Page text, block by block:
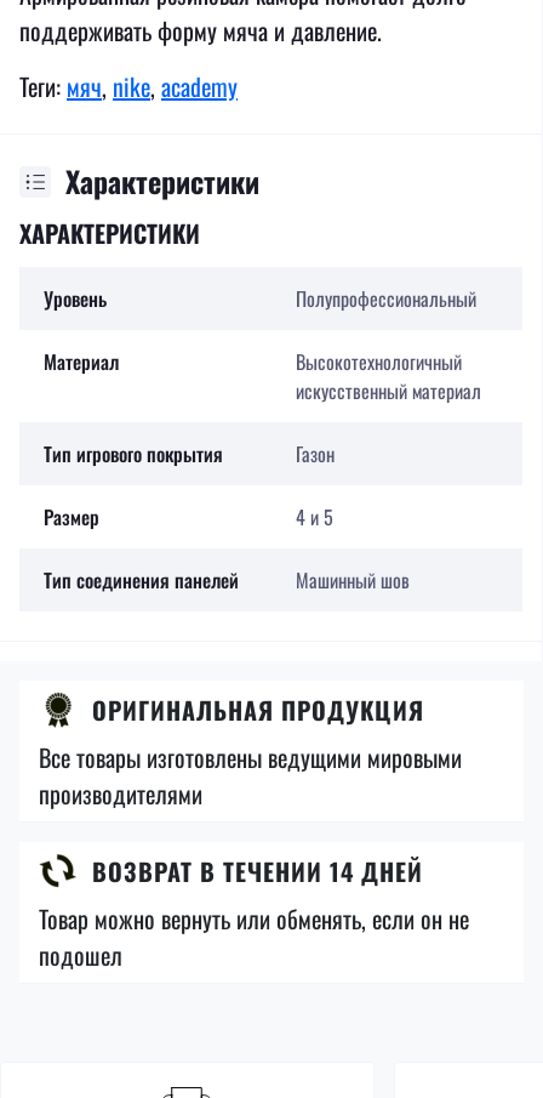
поддерживать форму мяча и давление.
Теги: мяч, nike, academy
Характеристики
ХАРАКТЕРИСТИКИ
Уровень Полупрофессиональный
Материал
Высокотехнологичный
искусственный материал
Тип игрового покрытия Газон
Размер 4 и 5
Тип соединения панелей Машинный шов
ОРИГИНАЛЬНАЯ ПРОДУКЦИЯ
Все товары изготовлены ведущими мировыми
производителями
ВОЗВРАТ В ТЕЧЕНИИ 14 ДНЕЙ
Товар можно вернуть или обменять, если он не
подошел